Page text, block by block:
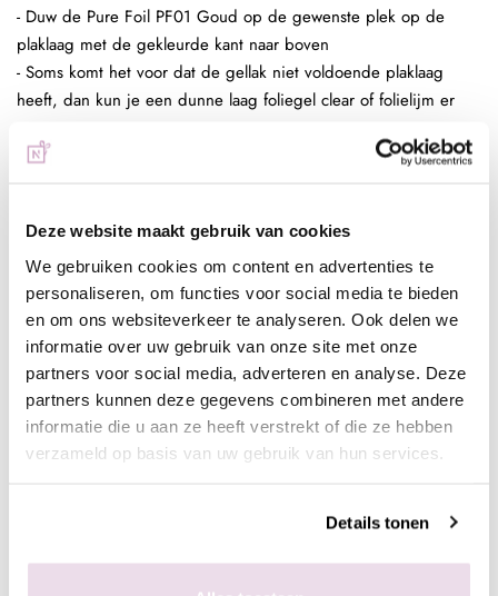
Deze website maakt gebruik van cookies
We gebruiken cookies om content en advertenties te
personaliseren, om functies voor social media te bieden
en om ons websiteverkeer te analyseren. Ook delen we
informatie over uw gebruik van onze site met onze
partners voor social media, adverteren en analyse. Deze
partners kunnen deze gegevens combineren met andere
informatie die u aan ze heeft verstrekt of die ze hebben
verzameld op basis van uw gebruik van hun services.
Details tonen
- Duw de Pure Foil PF01 Goud op de gewenste plek op de
plaklaag met de gekleurde kant naar boven
- Soms komt het voor dat de gellak niet voldoende plaklaag
heeft, dan kun je een dunne laag foliegel clear of folielijm er
- Trek de folie weer omhoog en herhaal dit tot je het resultaat
Full color nagel folie:
- Bereid de (kunst)nagel voor zoals gebruikelijk
- Breng een laag Be Jeweled Gelpolish, Urban Nails Colorgel of
Urban Nails Pro&Go no wipe aan en hard deze uit (30 sec
Sunlight 2 min UV)
- Breng een dunne strijklaag foliegel clear aan en hard deze uit
(30 sec Sunlight, 2 min UV) of folielijm en laat deze aan de
lucht drogen tot het volledig transparant is
- Duw de folie op de gewenste plek op de plaklaag van de
behaald. Door de sterke plaklaag van de foliegel zal de gehele
geen must maar wel handig.